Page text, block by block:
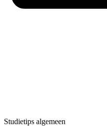
Studietips algemeen